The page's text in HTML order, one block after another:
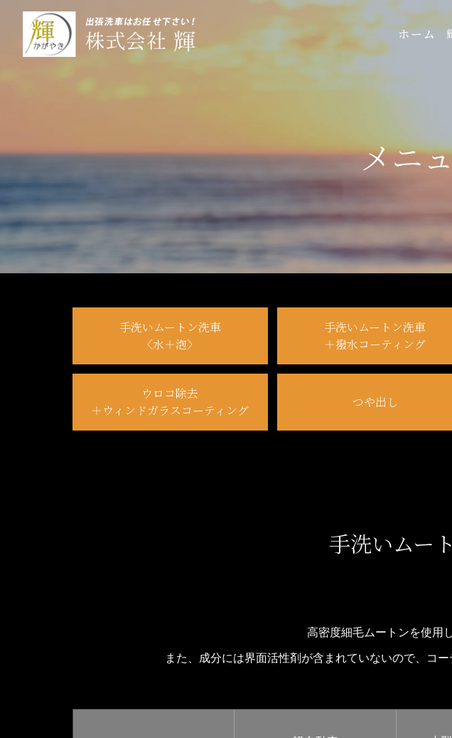
ホーム
メニ
手洗いムートン洗車
〈水＋泡〉
手洗いムートン洗車
＋撥水コーティング
ウロコ除去
＋ウィンドガラスコーティング
つや出し
手洗いムー
高密度細毛ムートンを使用
また、成分には界面活性剤が含まれていないので、コ